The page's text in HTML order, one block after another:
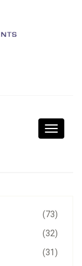
Toggle
(73)
(32)
(31)